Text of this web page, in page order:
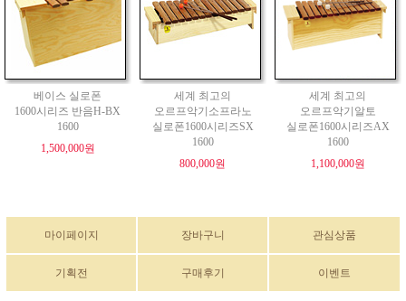
베이스 실로폰
1600시리즈 반음H-BX
1600
1,500,000원
세계 최고의
오르프악기소프라노
실로폰1600시리즈SX
1600
800,000원
세계 최고의
오르프악기알토
실로폰1600시리즈AX
1600
1,100,000원
마이페이지 장바구니 관심상품
기획전 구매후기 이벤트